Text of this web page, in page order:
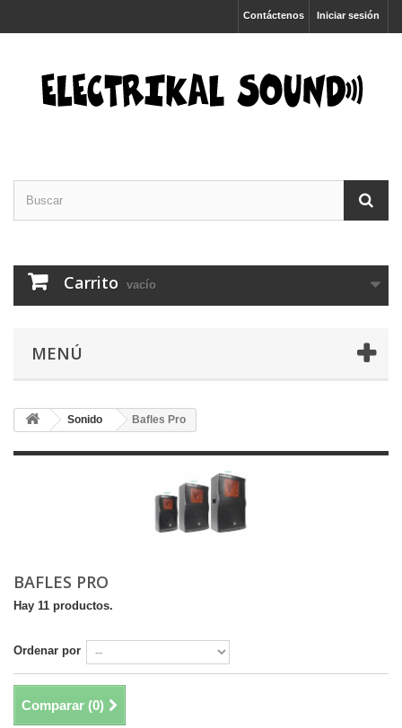
Iniciar sesión
Contáctenos
Carrito vacío
MENÚ
Sonido Bafles Pro
BAFLES PRO
Hay 11 productos.
Ordenar por
Comparar (0)